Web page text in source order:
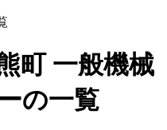
町 一般機械
の一覧